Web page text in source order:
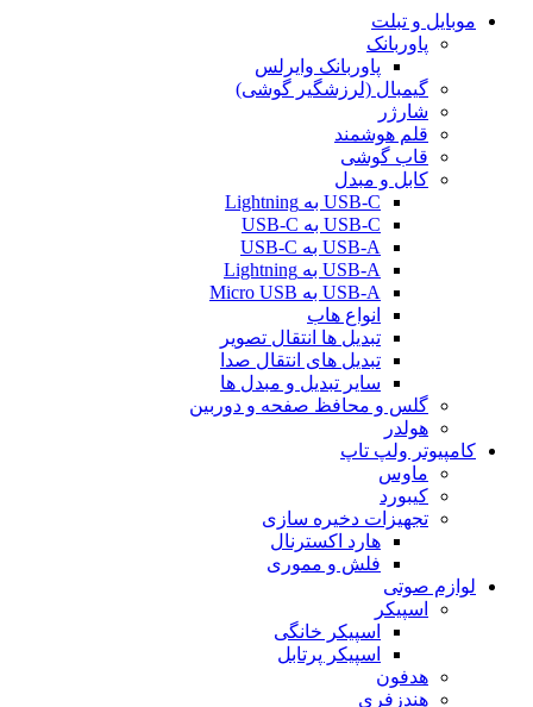
موبایل و تبلت
پاوربانک
پاوربانک وایرلس
گیمبال (لرزشگیر گوشی)
شارژر
قلم هوشمند
قاب گوشی
کابل و مبدل
USB-C به Lightning
USB-C به USB-C
USB-A به USB-C
USB-A به Lightning
USB-A به Micro USB
انواع هاب
تبدیل ها انتقال تصویر
تبدیل های انتقال صدا
سایر تبدیل و مبدل ها
گلس و محافظ صفحه و دوربین
هولدر
کامپیوتر ولپ تاپ
ماوس
کیبورد
تجهیزات دخیره سازی
هارد اکسترنال
فلش و مموری
لوازم صوتی
اسپیکر
اسپیکر خانگی
اسپیکر پرتابل
هدفون
هندزفری